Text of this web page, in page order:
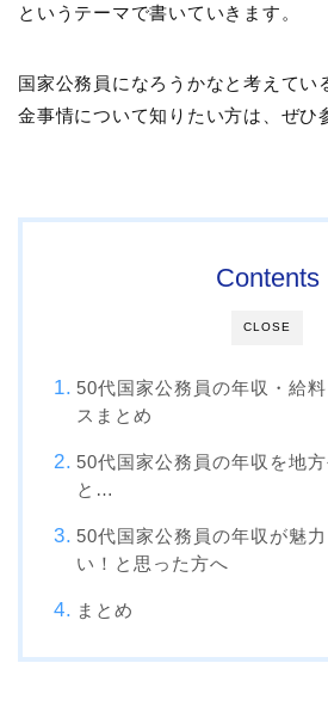
というテーマで書いていきます。
国家公務員になろうかなと考えてい
金事情について知りたい方は、ぜひ
CLOSE
Contents
50代国家公務員の年収・給
スまとめ
50代国家公務員の年収を地
と…
50代国家公務員の年収が魅
い！と思った方へ
まとめ